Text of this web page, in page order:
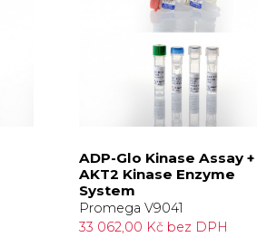
ADP-Glo Kinase Assay +
AKT2 Kinase Enzyme
System
Promega V9041
33 062,00 Kč bez DPH